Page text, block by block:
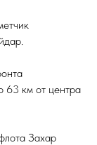
63 км от центра
Захар